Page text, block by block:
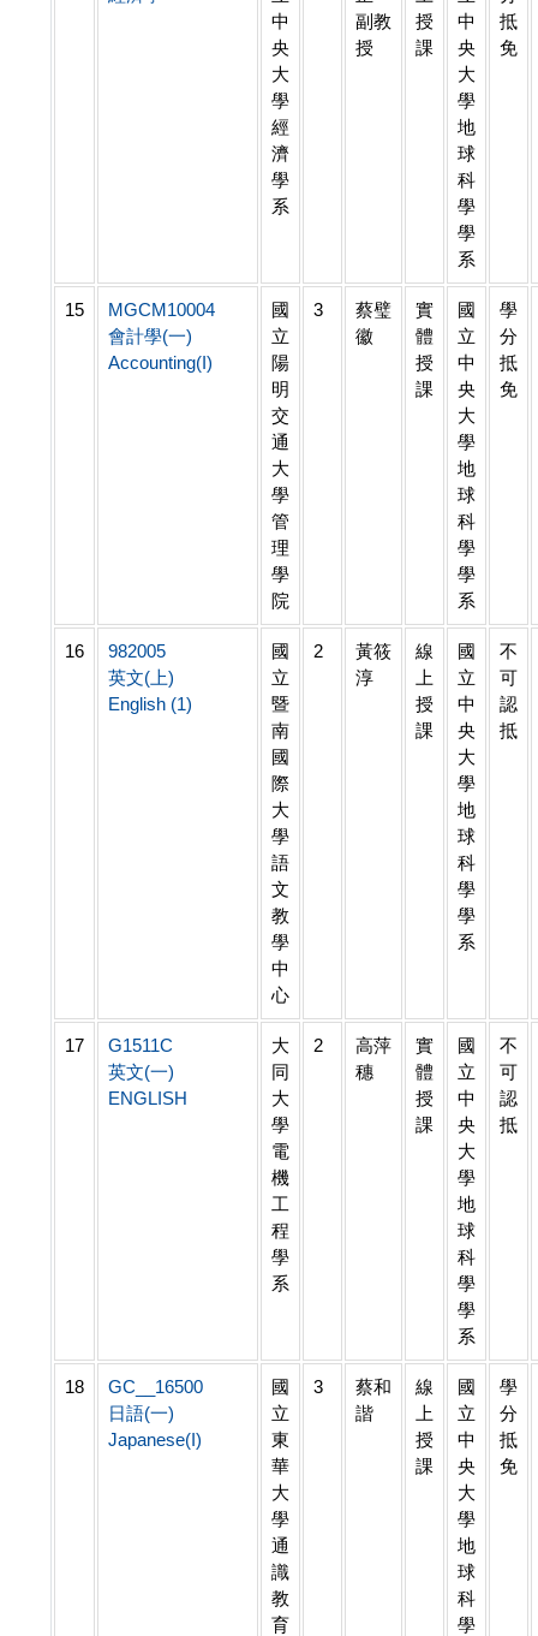
中
央
大
學
經
濟
學
系
副教
授
授
課
中
央
大
學
地
球
科
學
學
系
抵
免
15
MGCM10004
會計學(一)
Accounting(I)
國
立
陽
明
交
通
大
學
管
理
學
院
3
蔡璧
徽
實
體
授
課
國
立
中
央
大
學
地
球
科
學
學
系
學
分
抵
免
16
982005
英文(上)
English (1)
國
立
暨
南
國
際
大
學
語
文
教
學
中
心
2
黃筱
淳
線
上
授
課
國
立
中
央
大
學
地
球
科
學
學
系
不
可
認
抵
17
G1511C
英文(一)
ENGLISH
大
同
大
學
電
機
工
程
學
系
2
高萍
穗
實
體
授
課
國
立
中
央
大
學
地
球
科
學
學
系
不
可
認
抵
18
GC__16500
日語(一)
Japanese(I)
國
立
東
華
大
學
通
識
教
育
3
蔡和
諧
線
上
授
課
國
立
中
央
大
學
地
球
科
學
學
分
抵
免